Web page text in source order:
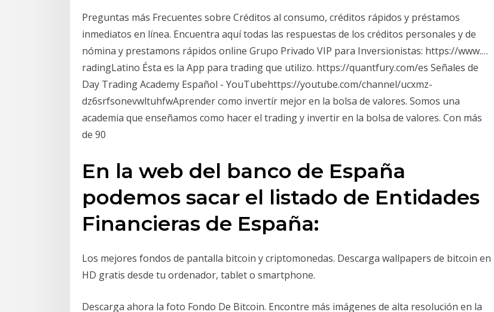
Preguntas más Frecuentes sobre Créditos al consumo, créditos rápidos y préstamos
inmediatos en línea. Encuentra aquí todas las respuestas de los créditos personales y de
nómina y prestamons rápidos online Grupo Privado VIP para Inversionistas: https://www.…
radingLatino Ésta es la App para trading que utilizo. https://quantfury.com/es Señales de
Day Trading Academy Español - YouTubehttps://youtube.com/channel/ucxmz-
dz6srfsonevwltuhfwAprender como invertír mejor en la bolsa de valores. Somos una
academia que enseñamos como hacer el trading y invertir en la bolsa de valores. Con más
de 90
En la web del banco de España
podemos sacar el listado de Entidades
Financieras de España:
Los mejores fondos de pantalla bitcoin y criptomonedas. Descarga wallpapers de bitcoin en
HD gratis desde tu ordenador, tablet o smartphone.
Descarga ahora la foto Fondo De Bitcoin. Encontre más imágenes de alta resolución en la